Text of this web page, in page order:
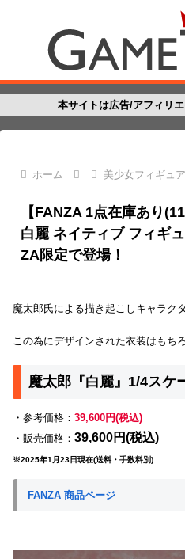
本サイトは広告/アフィリ
ホーム 美少女フィギュア
【FANZA 1点在庫あり
白麗 ネイティブ フィギ
ZA限定で登場！
魔太郎氏による描き起こしキャラク
この為にデザインされた衣装はもち
魔太郎『白麗』1/4スケ
・参考価格： 39,600円(税込)
・販売価格： 39,600円(税込)
※2025年1月23日現在(送料・手数料別)
FANZA 商品ページ